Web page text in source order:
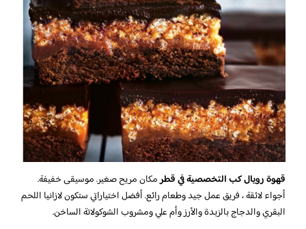
قهوة رويال كب التخصصية في قطرمكان مريح صغير. موسيقى خفيفة.
أجواء لائقة ، فريق عمل جيد وطعام رائع. أفضل اختياراتي ستكون لازانيا اللحم
البقري والدجاج بالزبدة والأرز وأم علي ومشروب الشوكولاتة الساخن.